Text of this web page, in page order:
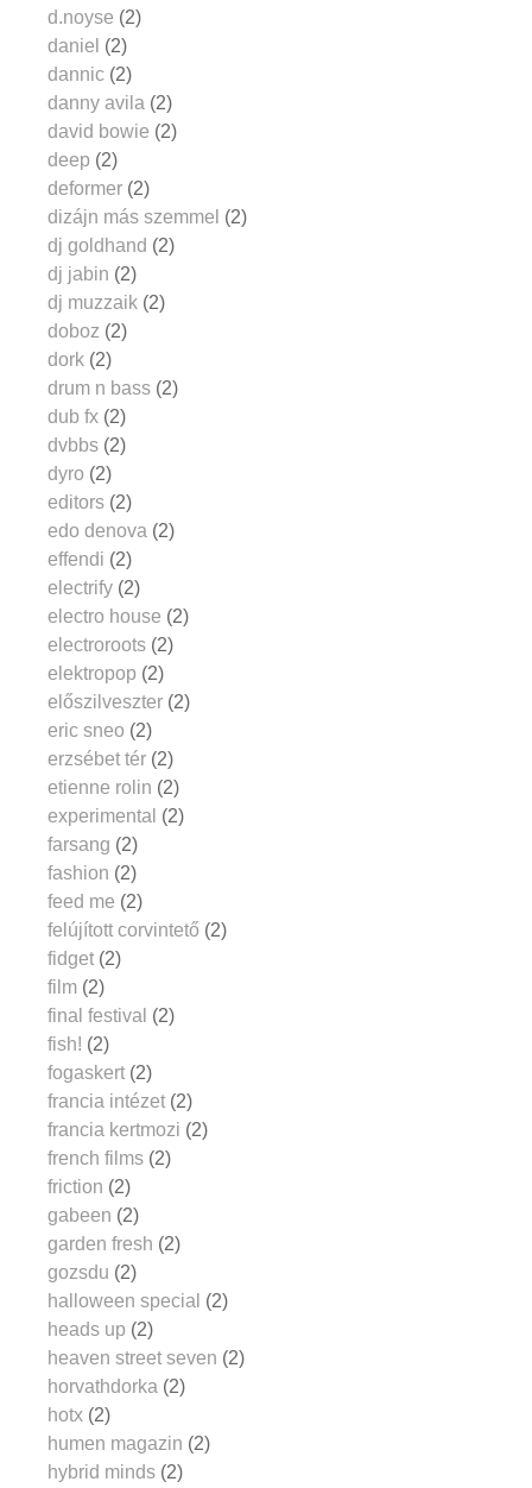
d.noyse (2)
daniel (2)
dannic (2)
danny avila (2)
david bowie (2)
deep (2)
deformer (2)
dizájn más szemmel (2)
dj goldhand (2)
dj jabin (2)
dj muzzaik (2)
doboz (2)
dork (2)
drum n bass (2)
dub fx (2)
dvbbs (2)
dyro (2)
editors (2)
edo denova (2)
effendi (2)
electrify (2)
electro house (2)
electroroots (2)
elektropop (2)
előszilveszter (2)
eric sneo (2)
erzsébet tér (2)
etienne rolin (2)
experimental (2)
farsang (2)
fashion (2)
feed me (2)
felújított corvintető (2)
fidget (2)
film (2)
final festival (2)
fish! (2)
fogaskert (2)
francia intézet (2)
francia kertmozi (2)
french films (2)
friction (2)
gabeen (2)
garden fresh (2)
gozsdu (2)
halloween special (2)
heads up (2)
heaven street seven (2)
horvathdorka (2)
hotx (2)
humen magazin (2)
hybrid minds (2)